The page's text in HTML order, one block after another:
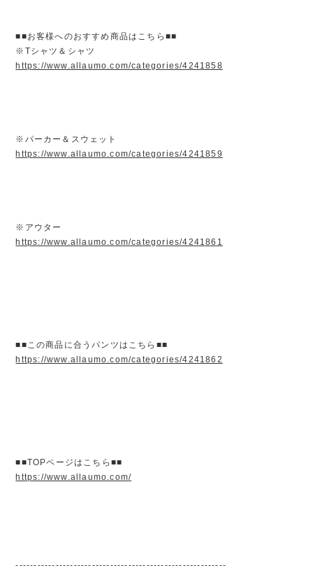
■■お客様へのおすすめ商品はこちら■■
※Tシャツ＆シャツ
https://www.allaumo.com/categories/4241858
※パーカー＆スウェット
https://www.allaumo.com/categories/4241859
※アウター
https://www.allaumo.com/categories/4241861
■■この商品に合うパンツはこちら■■
https://www.allaumo.com/categories/4241862
■■TOPページはこちら■■
https://www.allaumo.com/
----------------------------------------------------------